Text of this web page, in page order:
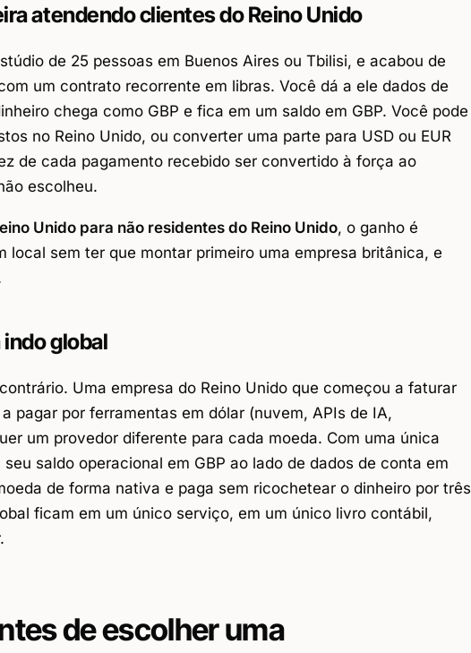
atendendo clientes do Reino Unido
de 25 pessoas em Buenos Aires ou Tbilisi, e acabou de
um contrato recorrente em libras. Você dá a ele dados de
chega como GBP e fica em um saldo em GBP. Você pode
no Reino Unido, ou converter uma parte para USD ou EUR
de cada pagamento recebido ser convertido à força ao
escolheu.
Unido para não residentes do Reino Unido, o ganho é
local sem ter que montar primeiro uma empresa britânica, e
global
Uma empresa do Reino Unido que começou a faturar
pagar por ferramentas em dólar (nuvem, APIs de IA,
um provedor diferente para cada moeda. Com uma única
saldo operacional em GBP ao lado de dados de conta em
de forma nativa e paga sem ricochetear o dinheiro por três
ficam em um único serviço, em um único livro contábil,
de escolher uma